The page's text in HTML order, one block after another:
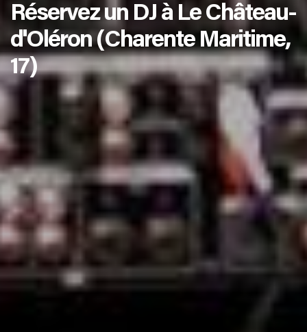
Réservez un DJ à Le Château-
d'Oléron (Charente Maritime,
17)